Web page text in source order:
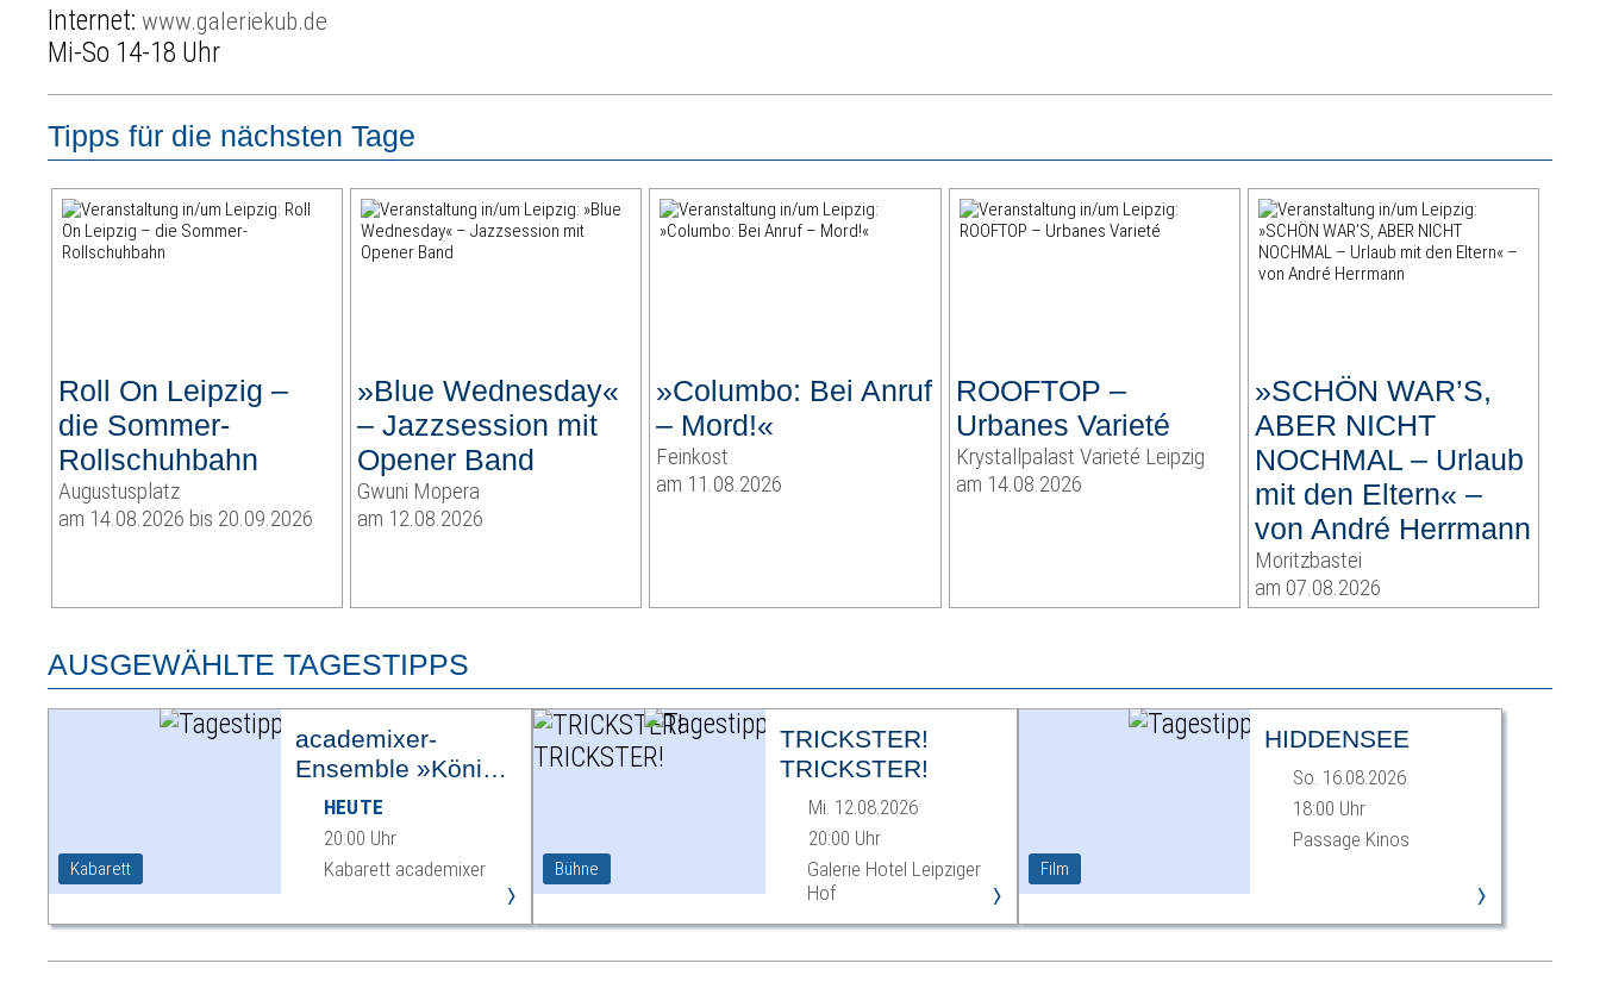
Internet:www.galeriekub.de
Mi-So 14-18 Uhr
Tipps für die nächsten Tage
Roll On Leipzig –
die Sommer-
Rollschuhbahn
Augustusplatz
am 14.08.2026 bis 20.09.2026
»Blue Wednesday«
– Jazzsession mit
Opener Band
Gwuni Mopera
am 12.08.2026
»Columbo: Bei Anruf
– Mord!«
Feinkost
am 11.08.2026
ROOFTOP –
Urbanes Varieté
Krystallpalast Varieté Leipzig
am 14.08.2026
»SCHÖN WAR’S,
ABER NICHT
NOCHMAL – Urlaub
mit den Eltern« –
von André Herrmann
Moritzbastei
am 07.08.2026
AUSGEWÄHLTE TAGESTIPPS
Kabarett
academixer-
Ensemble »König
Ödipus«
HEUTE
20:00 Uhr
Kabarett academixer
›
Bühne
TRICKSTER!
TRICKSTER!
Mi. 12.08.2026
20:00 Uhr
Galerie Hotel Leipziger
Hof
›
Film
HIDDENSEE
So. 16.08.2026
18:00 Uhr
Passage Kinos
›